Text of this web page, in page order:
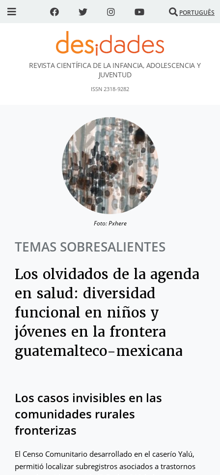
PORTUGUÊS
DESidades
REVISTA CIENTÍFICA DE LA INFANCIA, ADOLESCENCIA Y
JUVENTUD
ISSN 2318-9282
Foto: Pxhere
TEMAS SOBRESALIENTES
Los olvidados de la agenda
en salud: diversidad
funcional en niños y
jóvenes en la frontera
guatemalteco-mexicana
Los casos invisibles en las
comunidades rurales
fronterizas
El Censo Comunitario desarrollado en el caserío Yalú,
permitió localizar subregistros asociados a trastornos